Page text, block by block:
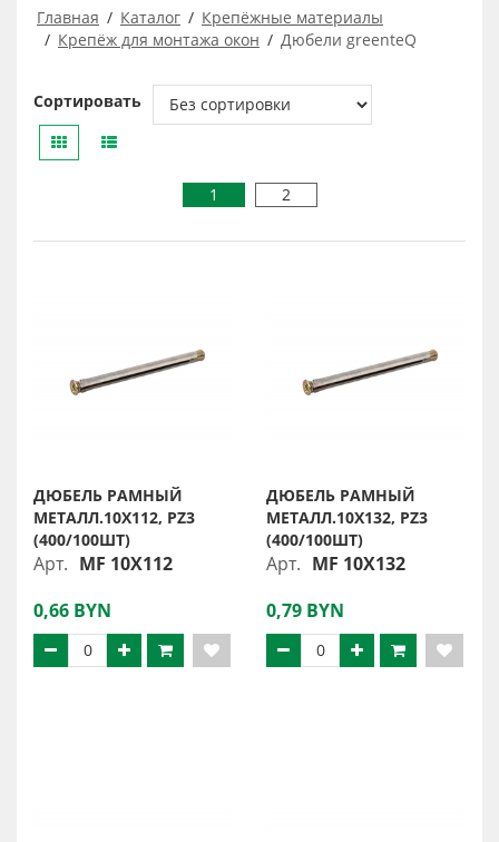
Главная Каталог
Крепёжные материалы
Крепёж для монтажа окон
Дюбели greenteQ
Сортировать
1 2
ДЮБЕЛЬ РАМНЫЙ
МЕТАЛЛ.10X112, PZ3
(400/100ШТ)
Арт. MF 10X112
0,66 BYN
ДЮБЕЛЬ РАМНЫЙ
МЕТАЛЛ.10X132, PZ3
(400/100ШТ)
Арт. MF 10X132
0,79 BYN